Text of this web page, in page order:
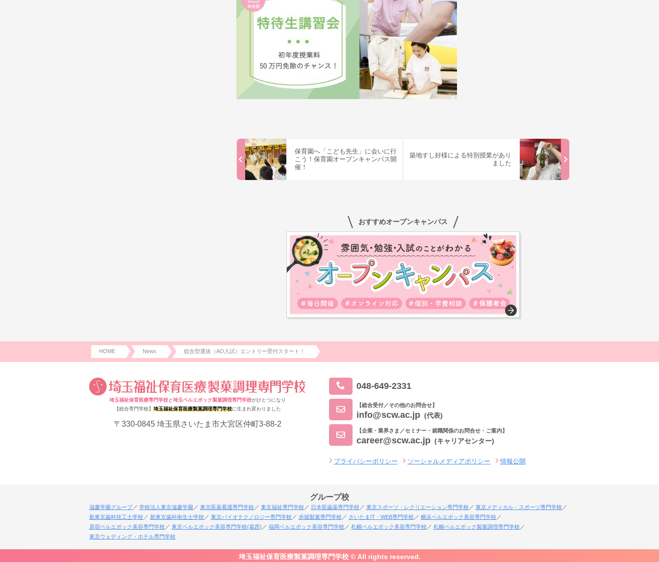
保育園へ「こども先生」に会いに行
こう！保育園オープンキャンパス開
催！
築地すし好様による特別授業があり
ました
おすすめオープンキャンパス
HOME News 総合型選抜（AO入試）エントリー受付スタート！
埼玉福祉保育医療専門学校と埼玉ベルエポック製菓調理専門学校がひとつになり
【総合専門学校】 埼玉福祉保育医療製菓調理専門学校に生まれ変わりました
〒330-0845 埼玉県さいたま市大宮区仲町3-88-2
048-649-2331
【総合受付／その他のお問合せ】
info@scw.ac.jp (代表)
【企業・業界さま／セミナー・就職関係のお問合せ・ご案内】
career@scw.ac.jp (キャリアセンター)
プライバシーポリシー ソーシャルメディアポリシー 情報公開
グループ校
滋慶学園グループ 学校法人東京滋慶学園 東京医薬看護専門学校 東京福祉専門学校 日本医歯薬専門学校 東京スポーツ・レクリエーション専門学校
東京メディカル・スポーツ専門学校
新東京歯科技工士学校
新東京歯科衛生士学校 東京バイオテクノロジー専門学校 赤堀製菓専門学校 さいたまIT・WEB専門学校
横浜ベルエポック美容専門学校
原宿ベルエポック美容専門学校
東京ベルエポック美容専門学校(葛西) 福岡ベルエポック美容専門学校 札幌ベルエポック美容専門学校
札幌ベルエポック製菓調理専門学校
東京ウェディング・ホテル専門学校
埼玉福祉保育医療製菓調理専門学校 © All rights reserved.